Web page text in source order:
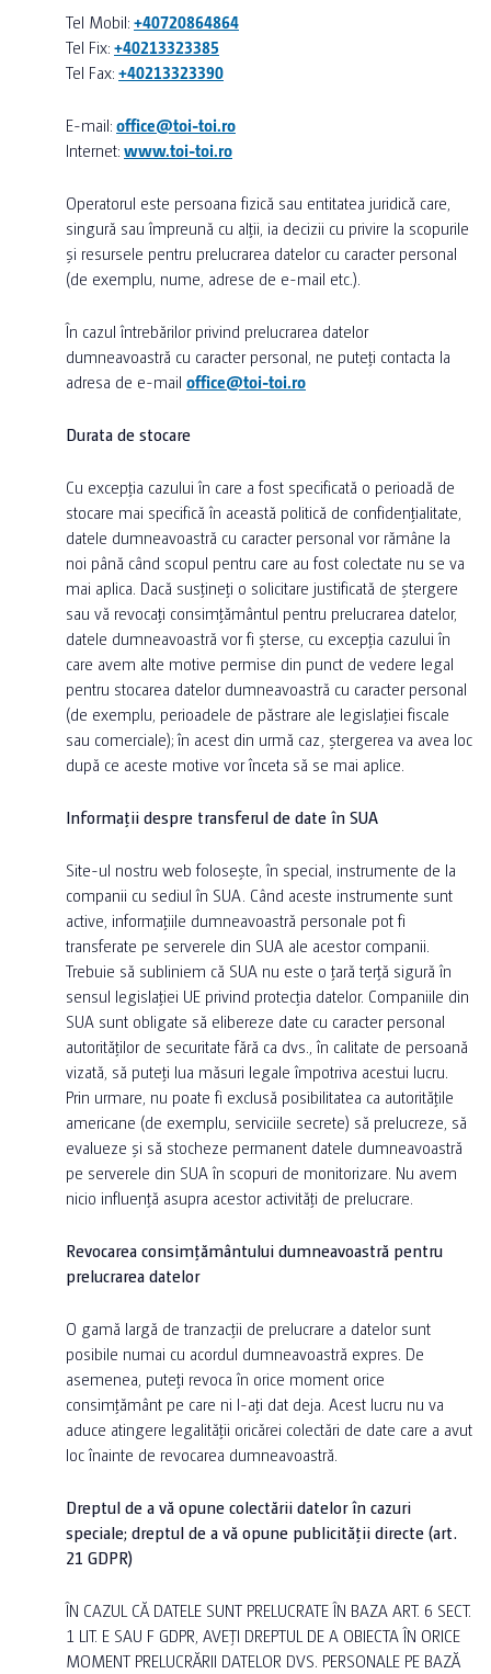
Tel Mobil:+40720864864
Tel Fix:+40213323385
Tel Fax:+40213323390
E-mail:office@toi-toi.ro
Internet:www.toi-toi.ro
Operatorul este persoana fizică sau entitatea juridică care,
singură sau împreună cu alții, ia decizii cu privire la scopurile
și resursele pentru prelucrarea datelor cu caracter personal
(de exemplu, nume, adrese de e-mail etc.).
În cazul întrebărilor privind prelucrarea datelor
dumneavoastră cu caracter personal, ne puteți contacta la
adresa de e-mail office@toi-toi.ro
Durata de stocare
Cu excepția cazului în care a fost specificată o perioadă de
stocare mai specifică în această politică de confidențialitate,
datele dumneavoastră cu caracter personal vor rămâne la
noi până când scopul pentru care au fost colectate nu se va
mai aplica. Dacă susțineți o solicitare justificată de ștergere
sau vă revocați consimțământul pentru prelucrarea datelor,
datele dumneavoastră vor fi șterse, cu excepția cazului în
care avem alte motive permise din punct de vedere legal
pentru stocarea datelor dumneavoastră cu caracter personal
(de exemplu, perioadele de păstrare ale legislației fiscale
sau comerciale); în acest din urmă caz, ștergerea va avea loc
după ce aceste motive vor înceta să se mai aplice.
Informații despre transferul de date în SUA
Site-ul nostru web folosește, în special, instrumente de la
companii cu sediul în SUA. Când aceste instrumente sunt
active, informațiile dumneavoastră personale pot fi
transferate pe serverele din SUA ale acestor companii.
Trebuie să subliniem că SUA nu este o țară terță sigură în
sensul legislației UE privind protecția datelor. Companiile din
SUA sunt obligate să elibereze date cu caracter personal
autorităților de securitate fără ca dvs., în calitate de persoană
vizată, să puteți lua măsuri legale împotriva acestui lucru.
Prin urmare, nu poate fi exclusă posibilitatea ca autoritățile
americane (de exemplu, serviciile secrete) să prelucreze, să
evalueze și să stocheze permanent datele dumneavoastră
pe serverele din SUA în scopuri de monitorizare. Nu avem
nicio influență asupra acestor activități de prelucrare.
Revocarea consimțământului dumneavoastră pentru
prelucrarea datelor
O gamă largă de tranzacții de prelucrare a datelor sunt
posibile numai cu acordul dumneavoastră expres. De
asemenea, puteți revoca în orice moment orice
consimțământ pe care ni l-ați dat deja. Acest lucru nu va
aduce atingere legalității oricărei colectări de date care a avut
loc înainte de revocarea dumneavoastră.
Dreptul de a vă opune colectării datelor în cazuri
speciale; dreptul de a vă opune publicității directe (art.
21 GDPR)
ÎN CAZUL CĂ DATELE SUNT PRELUCRATE ÎN BAZA ART. 6 SECT.
1 LIT. E SAU F GDPR, AVEȚI DREPTUL DE A OBIECTA ÎN ORICE
MOMENT PRELUCRĂRII DATELOR DVS. PERSONALE PE BAZĂ